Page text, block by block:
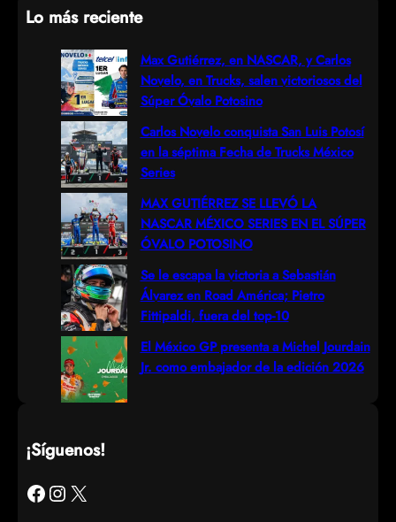
a
Lo más reciente
Max Gutiérrez, en NASCAR, y Carlos
Novelo, en Trucks, salen victoriosos del
Súper Óvalo Potosino
Carlos Novelo conquista San Luis Potosí
en la séptima Fecha de Trucks México
Series
MAX GUTIÉRREZ SE LLEVÓ LA
NASCAR MÉXICO SERIES EN EL SÚPER
ÓVALO POTOSINO
Se le escapa la victoria a Sebastián
Álvarez en Road América; Pietro
Fittipaldi, fuera del top-10
El México GP presenta a Michel Jourdain
Jr. como embajador de la edición 2026
¡Síguenos!
Facebook Instagram X